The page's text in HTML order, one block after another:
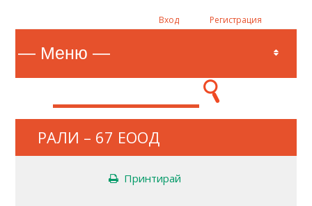
Вход Регистрация
РАЛИ – 67 ЕООД
Принтирай